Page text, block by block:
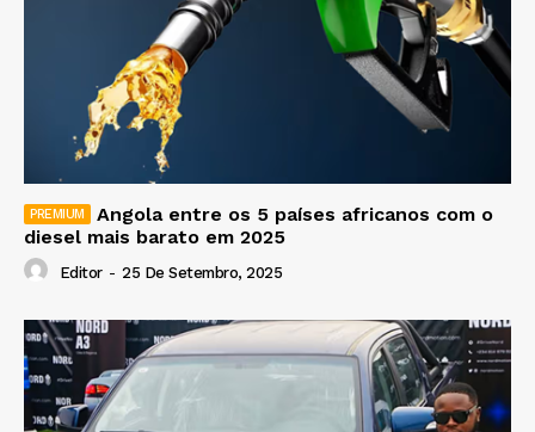
Angola entre os 5 países africanos com o
diesel mais barato em 2025
Editor - 25 De Setembro, 2025